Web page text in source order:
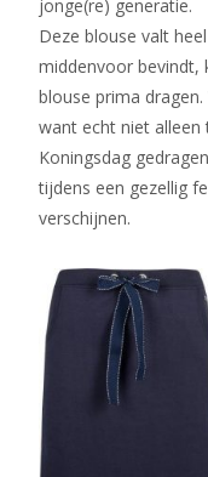
jonge(re) generatie.
Deze blouse valt
middenvoor bevindt,
blouse prima
want echt niet alleen
Koningsdag
tijdens een gezellig
verschijnen.